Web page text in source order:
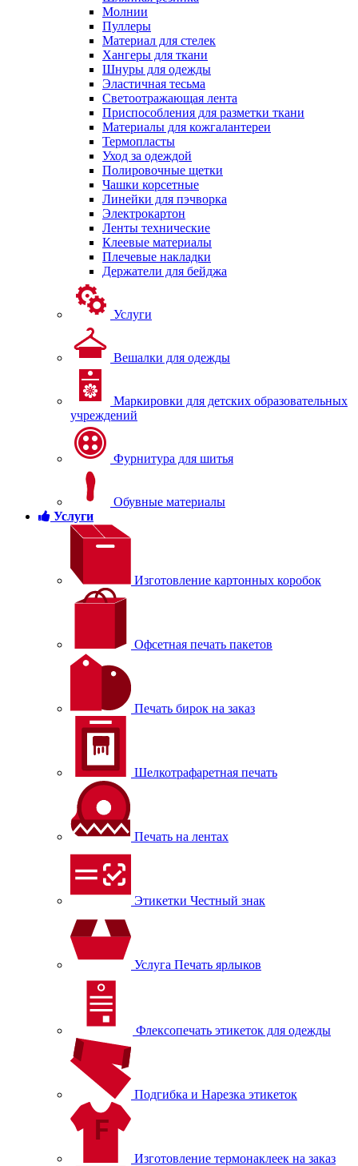
Молнии
Пуллеры
Материал для стелек
Хангеры для ткани
Шнуры для одежды
Эластичная тесьма
Светоотражающая лента
Приспособления для разметки ткани
Материалы для кожгалантереи
Термопласты
Уход за одеждой
Полировочные щетки
Чашки корсетные
Линейки для пэчворка
Электрокартон
Ленты технические
Клеевые материалы
Плечевые накладки
Держатели для бейджа
Услуги
Вешалки для одежды
Маркировки для детских образовательных
учреждений
Фурнитура для шитья
Обувные материалы
Услуги
Изготовление картонных коробок
Офсетная печать пакетов
Печать бирок на заказ
Шелкотрафаретная печать
Печать на лентах
Этикетки Честный знак
Услуга Печать ярлыков
Флексопечать этикеток для одежды
Подгибка и Нарезка этикеток
Изготовление термонаклеек на заказ